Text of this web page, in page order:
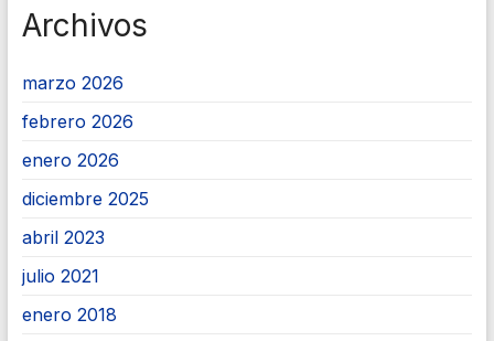
Archivos
marzo 2026
febrero 2026
enero 2026
diciembre 2025
abril 2023
julio 2021
enero 2018